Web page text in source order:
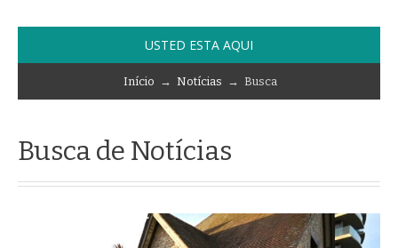
USTED ESTA AQUI
Início → Notícias → Busca
Busca de Notícias